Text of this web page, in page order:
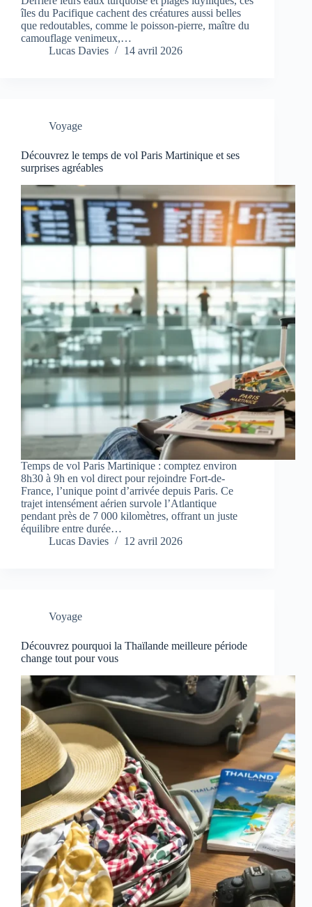
îles du Pacifique cachent des créatures aussi belles
que redoutables, comme le poisson-pierre, maître du
camouflage venimeux,…
Lucas Davies
14 avril 2026
Voyage
Découvrez le temps de vol Paris Martinique et ses
surprises agréables
Temps de vol Paris Martinique : comptez environ
8h30 à 9h en vol direct pour rejoindre Fort-de-
France, l’unique point d’arrivée depuis Paris. Ce
trajet intensément aérien survole l’Atlantique
pendant près de 7 000 kilomètres, offrant un juste
équilibre entre durée…
Lucas Davies
12 avril 2026
Voyage
Découvrez pourquoi la Thaïlande meilleure période
change tout pour vous